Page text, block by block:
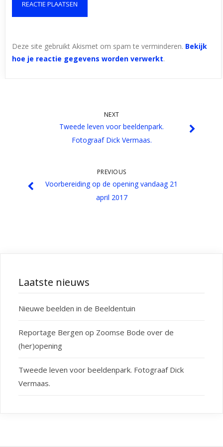
Deze site gebruikt Akismet om spam te verminderen. Bekijk
hoe je reactie gegevens worden verwerkt.
NEXT
Tweede leven voor beeldenpark.
Fotograaf Dick Vermaas.
PREVIOUS
Voorbereiding op de opening vandaag 21
april 2017
Laatste nieuws
Nieuwe beelden in de Beeldentuin
Reportage Bergen op Zoomse Bode over de
(her)opening
Tweede leven voor beeldenpark. Fotograaf Dick
Vermaas.